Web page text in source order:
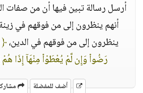
أرسل رسالة تبين فيها أن من صفات
أنهم ينظرون إلى من فوقهم في زينة
ينظرون إلى من فوقهم في الدين،
رَضُوا۟ وَإِن لَّمْ يُعْطَوْا۟ مِنْهَآ إِذَا
أضف للمفضلة